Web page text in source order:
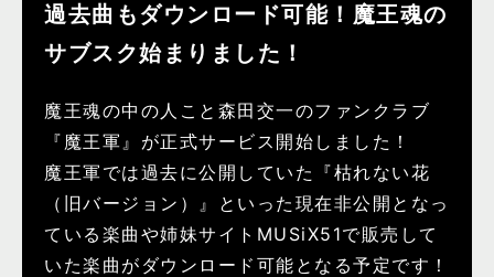
過去曲もダウンロード可能！魔王魂の
サブスク始まりました！
魔王魂の中の人こと森田交一のファンクラブ
『魔王軍』が正式サービス開始しました！
魔王軍では過去に公開していた『枯れない花
（旧バージョン）』といった現在非公開となっ
ている楽曲や姉妹サイトMUSiX51で販売して
いた楽曲がダウンロード可能となる予定です！